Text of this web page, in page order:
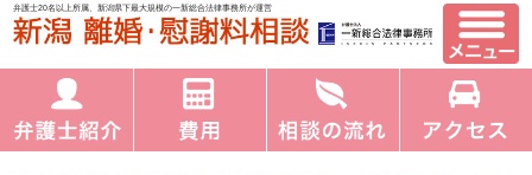
弁護士20名以上所属、新潟県下最大規模の一新総合法律事務所が運営